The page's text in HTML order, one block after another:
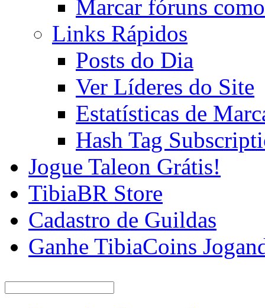
Marcar fóruns
Links Rápidos
Posts do Dia
Ver Líderes do Site
Estatísticas de
Hash Tag
Jogue Taleon Grátis!
TibiaBR Store
Cadastro de Guildas
Ganhe TibiaCoins